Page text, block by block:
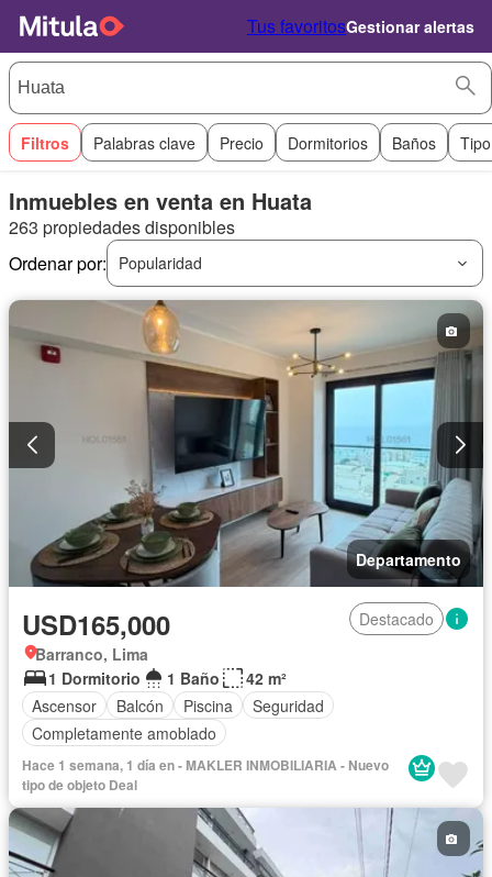
Tus favoritosGestionar alertas
Filtros Palabras clave Precio Dormitorios Baños
Inmuebles en venta en Huata
263 propiedades disponibles
Ordenar por:
Popularidad
Departamento
USD165,000
Destacado
Barranco, Lima
1 Dormitorio
1 Baño
42 m²
Ascensor
Balcón Piscina
Seguridad
Completamente amoblado
Hace 1 semana, 1 día en - MAKLER INMOBILIARIA - Nuevo
tipo de objeto Deal